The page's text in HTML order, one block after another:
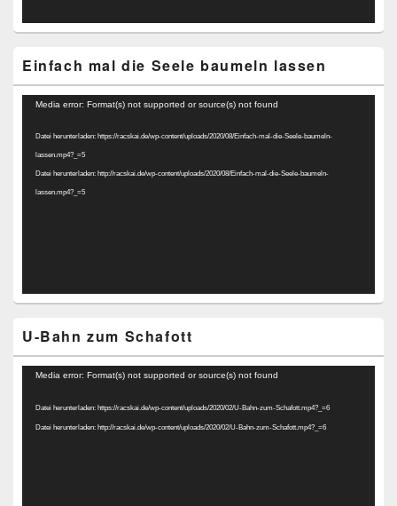
Einfach mal die Seele baumeln lassen
Video-
Media error: Format(s) not supported or source(s) not found
Datei herunterladen: https://racskai.de/wp-content/uploads/2020/08/Einfach-mal-die-Seele-baumeln-
lassen.mp4?_=5
Datei herunterladen: http://racskai.de/wp-content/uploads/2020/08/Einfach-mal-die-Seele-baumeln-
lassen.mp4?_=5
U-Bahn zum Schafott
Video-
Media error: Format(s) not supported or source(s) not found
Datei herunterladen: https://racskai.de/wp-content/uploads/2020/02/U-Bahn-zum-Schafott.mp4?_=6
Datei herunterladen: http://racskai.de/wp-content/uploads/2020/02/U-Bahn-zum-Schafott.mp4?_=6